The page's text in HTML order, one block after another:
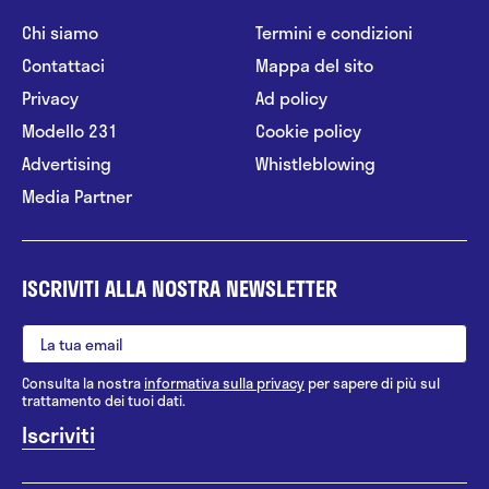
Chi siamo
Contattaci
Privacy
Modello 231
Advertising
Media Partner
Termini e condizioni
Mappa del sito
Ad policy
Cookie policy
Whistleblowing
ISCRIVITI ALLA NOSTRA NEWSLETTER
Consulta la nostrainformativa sulla privacy per sapere di più sul
trattamento dei tuoi dati.